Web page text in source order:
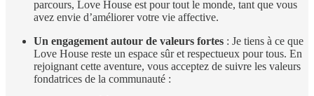
parcours, Love House est pour tout le monde, tant que vous
avez envie d’améliorer votre vie affective.
Un engagement autour de valeurs fortes : Je tiens à ce que
Love House reste un espace sûr et respectueux pour tous. En
rejoignant cette aventure, vous acceptez de suivre les valeurs
fondatrices de la communauté :